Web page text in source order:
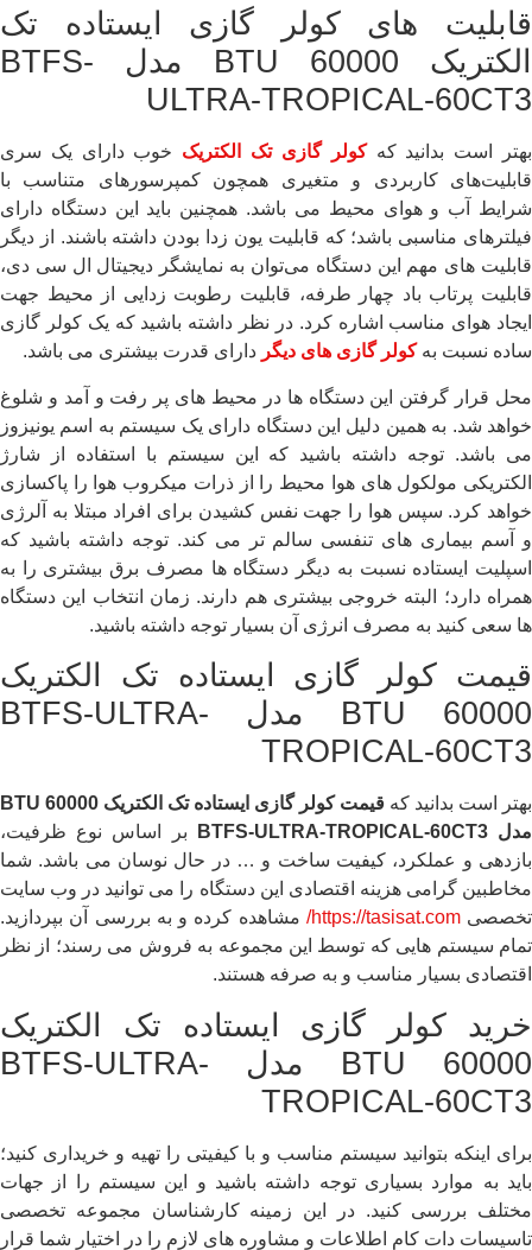
قابلیت های کولر گازی ایستاده تک
الکتریک 60000 BTU مدل BTFS-
ULTRA-TROPICAL-60CT3
بهتر است بدانید کهکولر گازی تک الکتریک خوب دارای یک سری
قابلیت‌های کاربردی و متغیری همچون کمپرسورهای متناسب با
شرایط آب و هوای محیط می باشد. همچنین باید این دستگاه دارای
فیلترهای مناسبی باشد؛ که قابلیت یون زدا بودن داشته باشند. از دیگر
قابلیت های مهم این دستگاه می‌توان به نمایشگر دیجیتال ال سی دی،
قابلیت پرتاب باد چهار طرفه، قابلیت رطوبت زدایی از محیط جهت
ایجاد هوای مناسب اشاره کرد. در نظر داشته باشید که یک کولر گازی
ساده نسبت بهکولر گازی های دیگر دارای قدرت بیشتری می باشد.
محل قرار گرفتن این دستگاه ها در محیط های پر رفت و آمد و شلوغ
خواهد شد. به همین دلیل این دستگاه دارای یک سیستم به اسم یونیزوز
می باشد. توجه داشته باشید که این سیستم با استفاده از شارژ
الکتریکی مولکول های هوا محیط را از ذرات میکروب هوا را پاکسازی
خواهد کرد. سپس هوا را جهت نفس کشیدن برای افراد مبتلا به آلرژی
و آسم بیماری های تنفسی سالم تر می کند. توجه داشته باشید که
اسپلیت ایستاده نسبت به دیگر دستگاه ها مصرف برق بیشتری را به
همراه دارد؛ البته خروجی بیشتری هم دارند. زمان انتخاب این دستگاه
ها سعی کنید به مصرف انرژی آن بسیار توجه داشته باشید.
قیمت کولر گازی ایستاده تک الکتریک
60000 BTU مدل BTFS-ULTRA-
TROPICAL-60CT3
بهتر است بدانید که
قیمت کولر گازی ایستاده تک الکتریک 60000 BTU
مدل BTFS-ULTRA-TROPICAL-60CT3
بر اساس نوع ظرفیت،
بازدهی و عملکرد، کیفیت ساخت و … در حال نوسان می باشد. شما
مخاطبین گرامی هزینه اقتصادی این دستگاه را می توانید در وب سایت
تخصصیhttps://tasisat.com/ مشاهده کرده و به بررسی آن بپردازید.
تمام سیستم هایی که توسط این مجموعه به فروش می رسند؛ از نظر
اقتصادی بسیار مناسب و به صرفه هستند.
خرید کولر گازی ایستاده تک الکتریک
60000 BTU مدل BTFS-ULTRA-
TROPICAL-60CT3
برای اینکه بتوانید سیستم مناسب و با کیفیتی را تهیه و خریداری کنید؛
باید به موارد بسیاری توجه داشته باشید و این سیستم را از جهات
مختلف بررسی کنید. در این زمینه کارشناسان مجموعه تخصصی
تاسیسات دات کام اطلاعات و مشاوره های لازم را در اختیار شما قرار